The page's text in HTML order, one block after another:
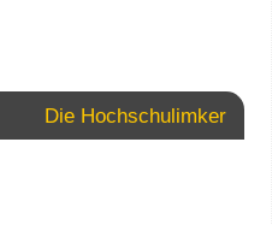
Die Hochschulimker